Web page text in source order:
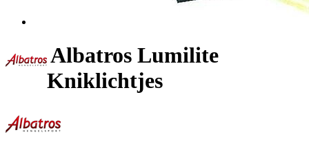
Albatros Lumilite
Kniklichtjes